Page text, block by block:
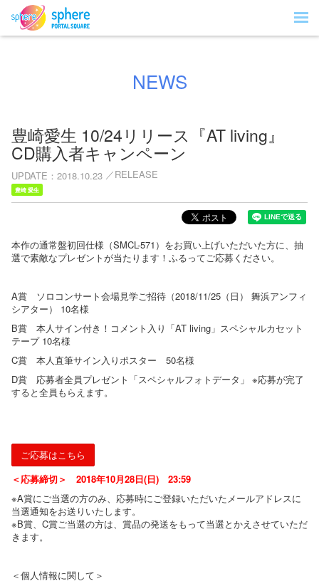
NEWS
豊崎愛生 10/24リリース『AT living』
CD購入者キャンペーン
UPDATE 2018.10.23 RELEASE
豊崎 愛生
本作の通常盤初回仕様（SMCL-571）をお買い上げいただいた方に、抽
選で素敵なプレゼントが当たります！ふるってご応募ください。
A賞 ソロコンサート会場見学ご招待（2018/11/25（日） 舞浜アンフィ
シアター） 10名様
B賞 本人サイン付き！コメント入り「AT living」スペシャルカセット
テープ 10名様
C賞 本人直筆サイン入りポスター 50名様
D賞 応募者全員プレゼント「スペシャルフォトデータ」 ※応募が完了
すると全員もらえます。
ご応募はこちら
＜応募締切＞ 2018年10月28日(日) 23:59
※A賞にご当選の方のみ、応募時にご登録いただいたメールアドレスに
当選通知をお送りいたします。
※B賞、C賞ご当選の方は、賞品の発送をもって当選とかえさせていただ
きます。
＜個人情報に関して＞